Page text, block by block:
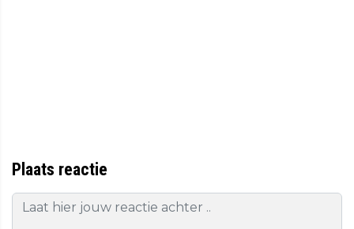
Plaats reactie